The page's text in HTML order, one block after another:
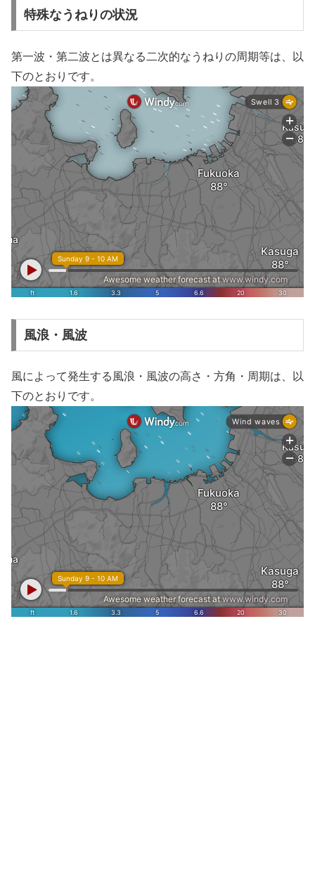
特殊なうねりの状況
第一波・第二波とは異なる二次的なうねりの周期等は、以
下のとおりです。
風浪・風波
風によって発生する風浪・風波の高さ・方角・周期は、以
下のとおりです。